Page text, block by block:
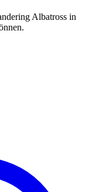
Albatross in